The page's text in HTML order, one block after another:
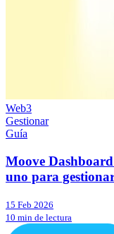
Web3
Gestionar
Guía
Moove
uno para
15 Feb 2026
10 min de lectura